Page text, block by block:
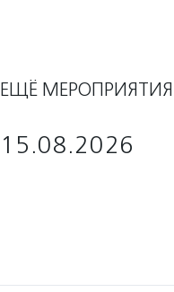
ЕЩЁ МЕРОПРИЯТИЯ
15.08.2026